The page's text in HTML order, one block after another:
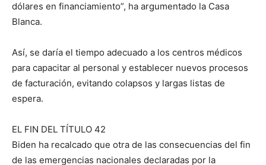
dólares en financiamiento”, ha argumentado la Casa
Blanca.
Así, se daría el tiempo adecuado a los centros médicos
para capacitar al personal y establecer nuevos procesos
de facturación, evitando colapsos y largas listas de
espera.
EL FIN DEL TÍTULO 42
Biden ha recalcado que otra de las consecuencias del fin
de las emergencias nacionales declaradas por la